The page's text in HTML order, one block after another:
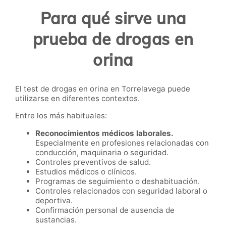
Para qué sirve una
prueba de drogas en
orina
El test de drogas en orina en Torrelavega puede
utilizarse en diferentes contextos.
Entre los más habituales:
Reconocimientos médicos laborales.
Especialmente en profesiones relacionadas con
conducción, maquinaria o seguridad.
Controles preventivos de salud.
Estudios médicos o clínicos.
Programas de seguimiento o deshabituación.
Controles relacionados con seguridad laboral o
deportiva.
Confirmación personal de ausencia de
sustancias.